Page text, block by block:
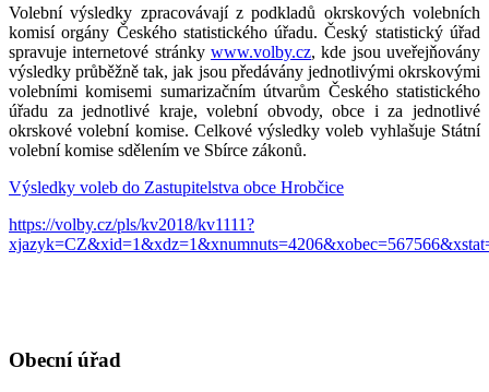
Volební výsledky zpracovávají z podkladů okrskových volebních
komisí orgány Českého statistického úřadu. Český statistický úřad
spravuje internetové stránky www.volby.cz, kde jsou uveřejňovány
výsledky průběžně tak, jak jsou předávány jednotlivými okrskovými
volebními komisemi sumarizačním útvarům Českého statistického
úřadu za jednotlivé kraje, volební obvody, obce i za jednotlivé
okrskové volební komise. Celkové výsledky voleb vyhlašuje Státní
volební komise sdělením ve Sbírce zákonů.
Výsledky voleb do Zastupitelstva obce Hrobčice
https://volby.cz/pls/kv2018/kv1111?
Obecní úřad